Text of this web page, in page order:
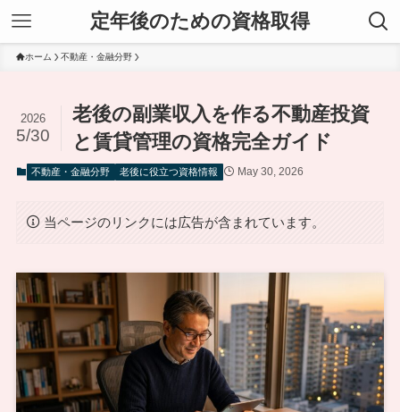
定年後のための資格取得
ホーム 不動産・金融分野
老後の副業収入を作る不動産投資
と賃貸管理の資格完全ガイド
2026
5/30
不動産・金融分野 老後に役立つ資格情報 May 30, 2026
当ページのリンクには広告が含まれています。